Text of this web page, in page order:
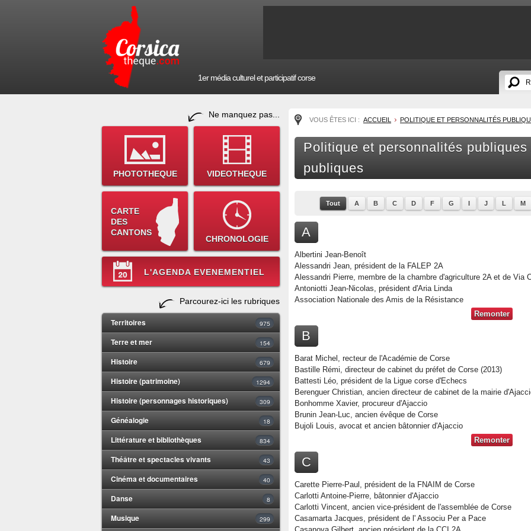
1er média culturel et participatif corse
Ne manquez pas...
PHOTOTHEQUE VIDEOTHEQUE
CARTE
DES
CANTONS
CHRONOLOGIE
L'AGENDA EVENEMENTIEL
Parcourez-ici les rubriques
Territoires 975
Terre et mer 154
Histoire 679
Histoire (patrimoine) 1294
Histoire (personnages historiques) 309
Généalogie 18
Littérature et bibliothèques 834
Théâtre et spectacles vivants 43
Cinéma et documentaires 40
Danse 8
Musique 299
VOUS ÊTES ICI : ACCUEIL POLITIQUE ET PERSONNALITÉS
Politique et personnalités
publiques
Tout A B C D F G I J L M
A
Albertini Jean-Benoît
Alessandri Jean, président de la FALEP 2A
Alessandri Pierre, membre de la chambre d'agriculture 2A et de Via
Antoniotti Jean-Nicolas, président d'Aria Linda
Association Nationale des Amis de la Résistance
Remonter
B
Barat Michel, recteur de l'Académie de Corse
Bastille Rémi, directeur de cabinet du préfet de Corse (2013)
Battesti Léo, président de la Ligue corse d'Echecs
Berenguer Christian, ancien directeur de cabinet de la mairie
Bonhomme Xavier, procureur d'Ajaccio
Brunin Jean-Luc, ancien évêque de Corse
Bujoli Louis, avocat et ancien bâtonnier d'Ajaccio
Remonter
C
Carette Pierre-Paul, président de la FNAIM de Corse
Carlotti Antoine-Pierre, bâtonnier d'Ajaccio
Carlotti Vincent, ancien vice-président de l'assemblée de Corse
Casamarta Jacques, président de l' Associu Per a Pace